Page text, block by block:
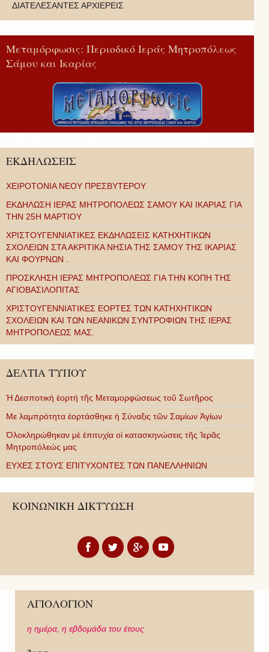
ΔΙΑΤΕΛΕΣΑΝΤΕΣ ΑΡΧΙΕΡΕΙΣ
Μεταμόρφωσις: Περιοδικό Ιεράς Μητροπόλεως
Σάμου και Ικαρίας
ΕΚΔΗΛΩΣΕΙΣ
ΧΕΙΡΟΤΟΝΙΑ ΝΕΟΥ ΠΡΕΣΒΥΤΕΡΟΥ
ΕΚΔΗΛΩΣΗ ΙΕΡΑΣ ΜΗΤΡΟΠΟΛΕΩΣ ΣΑΜΟΥ ΚΑΙ ΙΚΑΡΙΑΣ ΓΙΑ
ΤΗΝ 25Η ΜΑΡΤΙΟΥ
ΧΡΙΣΤΟΥΓΕΝΝΙΑΤΙΚΕΣ ΕΚΔΗΛΩΣΕΙΣ ΚΑΤΗΧΗΤΙΚΩΝ
ΣΧΟΛΕΙΩΝ ΣΤΑ ΑΚΡΙΤΙΚΑ ΝΗΣΙΑ ΤΗΣ ΣΑΜΟΥ ΤΗΣ ΙΚΑΡΙΑΣ
ΚΑΙ ΦΟΥΡΝΩΝ .
ΠΡΟΣΚΛΗΣΗ ΙΕΡΑΣ ΜΗΤΡΟΠΟΛΕΩΣ ΓΙΑ ΤΗΝ ΚΟΠΗ ΤΗΣ
ΑΓΙΟΒΑΣΙΛΟΠΙΤΑΣ
ΧΡΙΣΤΟΥΓΕΝΝΙΑΤΙΚΕΣ ΕΟΡΤΕΣ ΤΩΝ ΚΑΤΗΧΗΤΙΚΩΝ
ΣΧΟΛΕΙΩΝ ΚΑΙ ΤΩΝ ΝΕΑΝΙΚΩΝ ΣΥΝΤΡΟΦΙΩΝ ΤΗΣ ΙΕΡΑΣ
ΜΗΤΡΟΠΟΛΕΩΣ ΜΑΣ.
ΔΕΛΤΙΑ ΤΥΠΟΥ
Ἡ Δεσποτική ἑορτή τῆς Μεταμορφώσεως τοῦ Σωτῆρος
Με λαμπρότητα ἑορτάσθηκε ἡ Σύναξις τῶν Σαμίων Ἁγίων
Ὁλοκληρώθηκαν μὲ ἐπιτυχία οἱ κατασκηνώσεις τῆς Ἱερᾶς
Μητροπόλεώς μας
ΕΥΧΕΣ ΣΤΟΥΣ ΕΠΙΤΥΧΟΝΤΕΣ ΤΩΝ ΠΑΝΕΛΛΗΝΙΩΝ
ΚΟΙΝΩΝΙΚΗ ΔΙΚΤΥΩΣΗ
ΑΓΙΟΛΟΓΙΟΝ
η ημέρα, η εβδομάδα του έτους